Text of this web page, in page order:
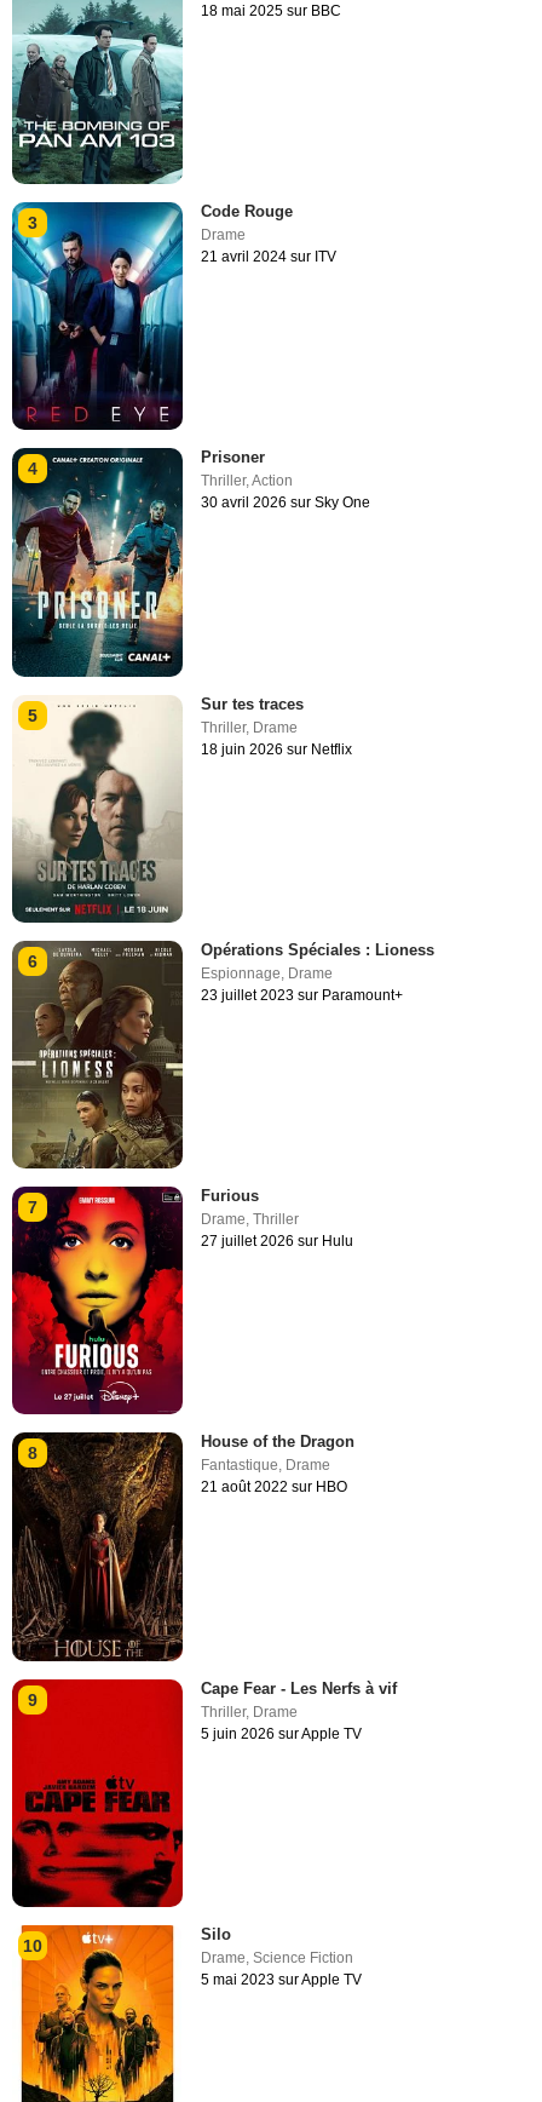
18 mai 2025 sur BBC
3
Code Rouge
Drame
21 avril 2024 sur ITV
4
Prisoner
Thriller,Action
30 avril 2026 sur Sky One
5
Sur tes traces
Thriller, Drame
18 juin 2026 sur Netflix
6
Opérations Spéciales : Lioness
Espionnage, Drame
23 juillet 2023 sur Paramount+
7
Furious
Drame,Thriller
27 juillet 2026 sur Hulu
8
House of the Dragon
Fantastique, Drame
21 août 2022 sur HBO
9
Cape Fear - Les Nerfs à vif
Thriller, Drame
5 juin 2026 sur Apple TV
10
Silo
Drame,Science Fiction
5 mai 2023 sur Apple TV